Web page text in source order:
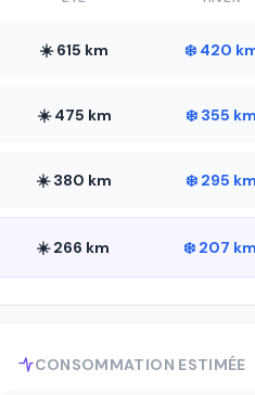
☀️ 615 km ❄️ 420
☀️ 475 km ❄️ 355 km
☀️ 380 km ❄️ 295 km
☀️ 266 km ❄️ 207 km
CONSOMMATION ESTIMÉE